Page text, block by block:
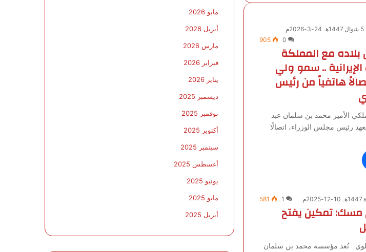
0
905
مع المملكة
الإيرانية .. سمو ولي
هاتفياً من رئيس
الأمير محمد بن سلمان عبد
رئيس مجلس الوزراء، اتصالًا
1
581
مسك: تمكين يفتح
تُعد مؤسسة محمد بن سلمان
مايو 2026
أبريل 2026
مارس 2026
فبراير 2026
يناير 2026
ديسمبر 2025
نوفمبر 2025
أكتوبر 2025
سبتمبر 2025
أغسطس 2025
يونيو 2025
مايو 2025
أبريل 2025